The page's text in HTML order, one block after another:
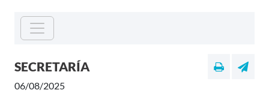
SECRETARÍA
06/08/2025